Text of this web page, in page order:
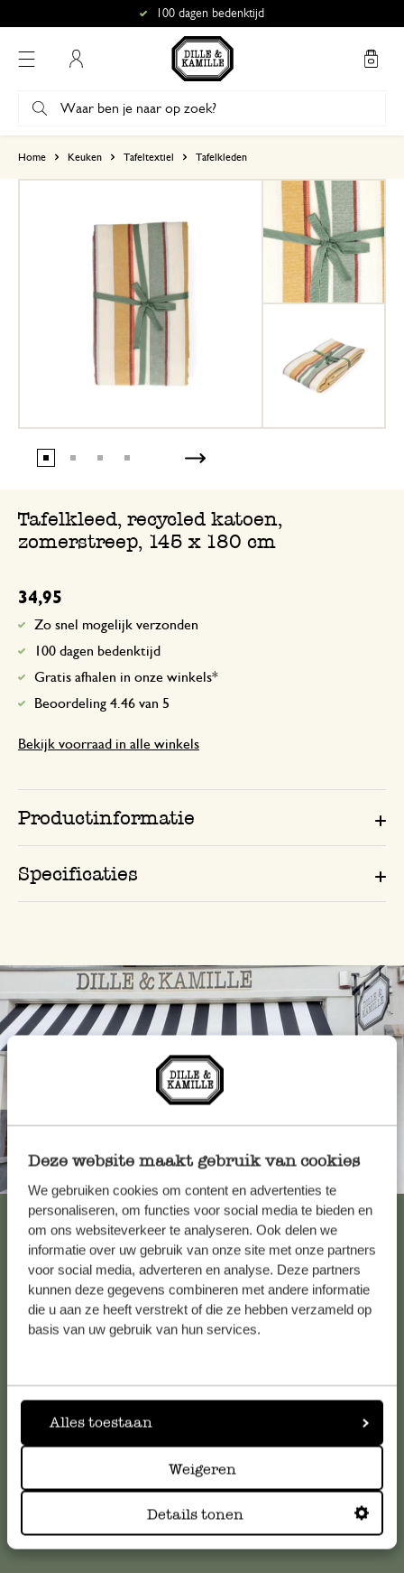
Deze website maakt gebruik van cookies
We gebruiken cookies om content en advertenties te
personaliseren, om functies voor social media te bieden en
om ons websiteverkeer te analyseren. Ook delen we
informatie over uw gebruik van onze site met onze partners
voor social media, adverteren en analyse. Deze partners
kunnen deze gegevens combineren met andere informatie
die u aan ze heeft verstrekt of die ze hebben verzameld op
basis van uw gebruik van hun services.
Alles toestaan
Weigeren
Details tonen
100 dagen bedenktijd
Home Keuken Tafeltextiel Tafelkleden
Tafelkleed, recycled katoen,
zomerstreep, 145 x 180 cm
34,95
Zo snel mogelijk verzonden
100 dagen bedenktijd
Gratis afhalen in onze winkels*
Beoordeling 4.46 van 5
Bekijk voorraad in alle winkels
Productinformatie
Specificaties
Altijd in de buurt
Bekijk alle 62 winkels
Klantenservice
Voor vragen, tips of hulp kun je contact opnemen met onze
meestgestelde vragen.
Online Klantenservice